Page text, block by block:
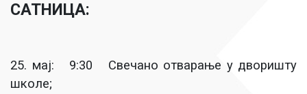
САТНИЦА:
25. мај: 9:30 Свечано отварање у дворишту
школе;